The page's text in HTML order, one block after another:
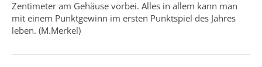
Zentimeter am Gehäuse vorbei. Alles in allem kann man
mit einem Punktgewinn im ersten Punktspiel des Jahres
leben. (M.Merkel)